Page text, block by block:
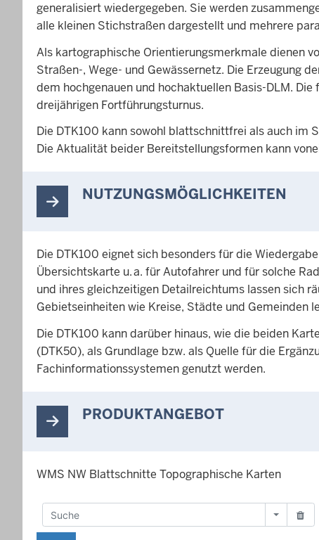
generalisiert wiedergegeben. Sie werden
alle kleinen Stichstraßen dargestellt und mehrere
Als kartographische Orientierungsmerkmale dienen
Straßen-, Wege- und Gewässernetz. Die Erzeugung
dem hochgenauen und hochaktuellen Basis-DLM.
dreijährigen Fortführungsturnus.
Die DTK100 kann sowohl blattschnittfrei als auch im
Die Aktualität beider Bereitstellungsformen kann
NUTZUNGSMÖGLICHKEITEN
Die DTK100 eignet sich besonders für die
Übersichtskarte u. a. für Autofahrer und für solche
und ihres gleichzeitigen Detailreichtums lassen sich
Gebietseinheiten wie Kreise, Städte und Gemeinden
Die DTK100 kann darüber hinaus, wie die beiden
(DTK50), als Grundlage bzw. als Quelle für die
Fachinformationssystemen genutzt werden.
PRODUKTANGEBOT
WMS NW Blattschnitte Topographische Karten